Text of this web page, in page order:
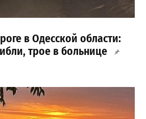
в Одесской области:
трое в больнице